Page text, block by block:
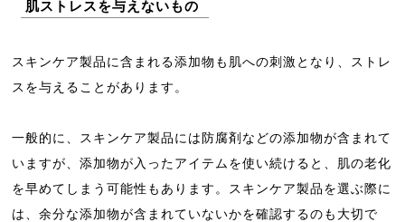
肌ストレスを与えないもの
スキンケア製品に含まれる添加物も肌への刺激となり、ストレ
スを与えることがあります。
一般的に、スキンケア製品には防腐剤などの添加物が含まれて
いますが、添加物が入ったアイテムを使い続けると、肌の老化
を早めてしまう可能性もあります。スキンケア製品を選ぶ際に
は、余分な添加物が含まれていないかを確認するのも大切で